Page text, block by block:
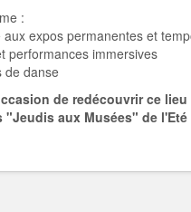
:
aux expos permanentes et
performances immersives
de danse
de redécouvrir ce
"Jeudis aux Musées" de